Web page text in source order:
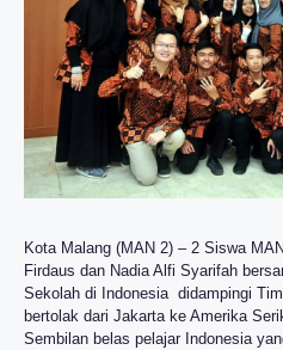
Kota Malang (MAN 2) – 2 Siswa
Firdaus dan Nadia Alfi Syarifah
Sekolah di Indonesia didampingi
bertolak dari Jakarta ke Amerika
Sembilan belas pelajar Indonesia